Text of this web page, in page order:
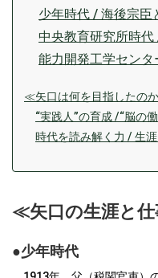
少年時代 / 海後宗臣
中央教育研究所時
能力開発工学セン
≪矢口は何を目指したの
“実践人”の育成 /“脳の
時代を読み解く力 / 生
≪矢口の生涯と
●少年時代